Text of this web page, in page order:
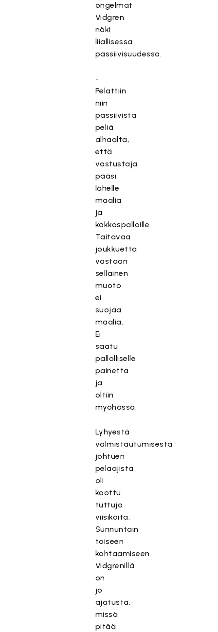
ongelmat
Vidgren
näki
liiallisessa
passiivisuudessa.
-
Pelattiin
niin
passiivista
peliä
alhaalta,
että
vastustaja
pääsi
lähelle
maalia
ja
kakkospalloille.
Taitavaa
joukkuetta
vastaan
sellainen
muoto
ei
suojaa
maalia.
Ei
saatu
pallolliselle
painetta
ja
oltiin
myöhässä.
Lyhyestä
valmistautumisesta
johtuen
pelaajista
oli
koottu
tuttuja
viisikoita.
Sunnuntain
toiseen
kohtaamiseen
Vidgrenillä
on
jo
ajatusta,
missä
pitää